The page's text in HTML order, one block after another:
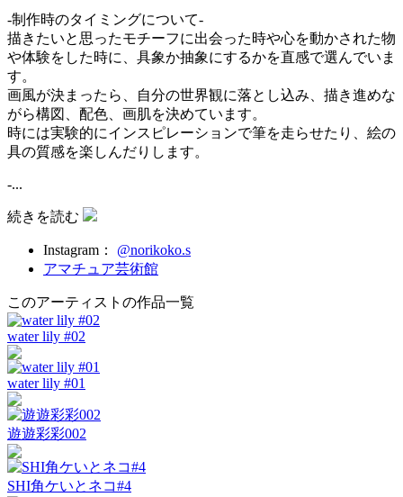
-制作時のタイミングについて-
描きたいと思ったモチーフに出会った時や心を動かされた物
や体験をした時に、具象か抽象にするかを直感で選んでいま
す。
画風が決まったら、自分の世界観に落とし込み、描き進めな
がら構図、配色、画肌を決めています。
時には実験的にインスピレーションで筆を走らせたり、絵の
具の質感を楽しんだりします。
-...
続きを読む
Instagram： @norikoko.s
アマチュア芸術館
このアーティストの作品一覧
water lily #02
water lily #01
遊遊彩彩002
SHI角ケいとネコ#4